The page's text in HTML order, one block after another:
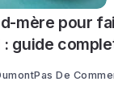
mère pour
guide
Pas De